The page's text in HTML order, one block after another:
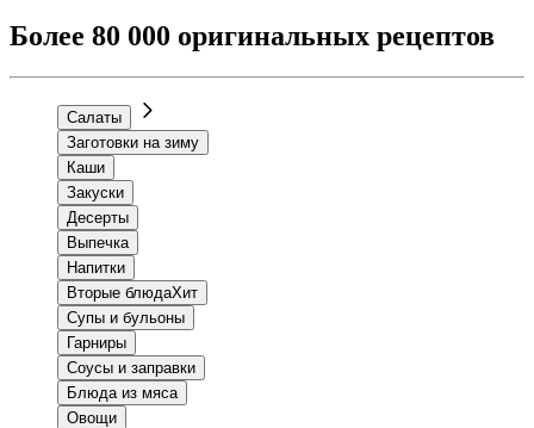
Более 80 000 оригинальных рецептов
Салаты
Заготовки на зиму
Каши
Закуски
Десерты
Выпечка
Напитки
Вторые блюдаХит
Супы и бульоны
Гарниры
Соусы и заправки
Блюда из мяса
Овощи